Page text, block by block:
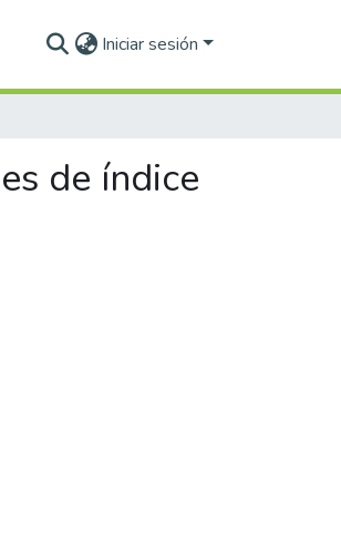
Iniciar sesión
de índice